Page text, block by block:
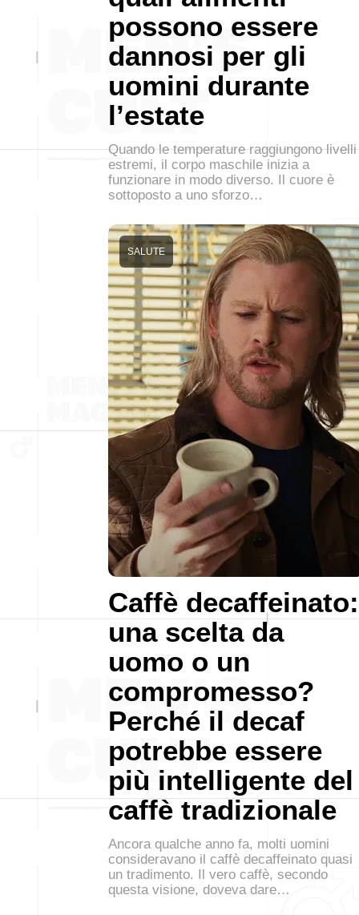
possono essere
dannosi per gli
uomini durante
l’estate
Quando le temperature raggiungono livelli
estremi, il corpo maschile inizia a
funzionare in modo diverso. Il cuore è
sottoposto a uno sforzo…
Caffè decaffeinato:
una scelta da
uomo o un
compromesso?
Perché il decaf
potrebbe essere
più intelligente del
caffè tradizionale
SALUTE
Ancora qualche anno fa, molti uomini
consideravano il caffè decaffeinato quasi
un tradimento. Il vero caffè, secondo
questa visione, doveva dare…